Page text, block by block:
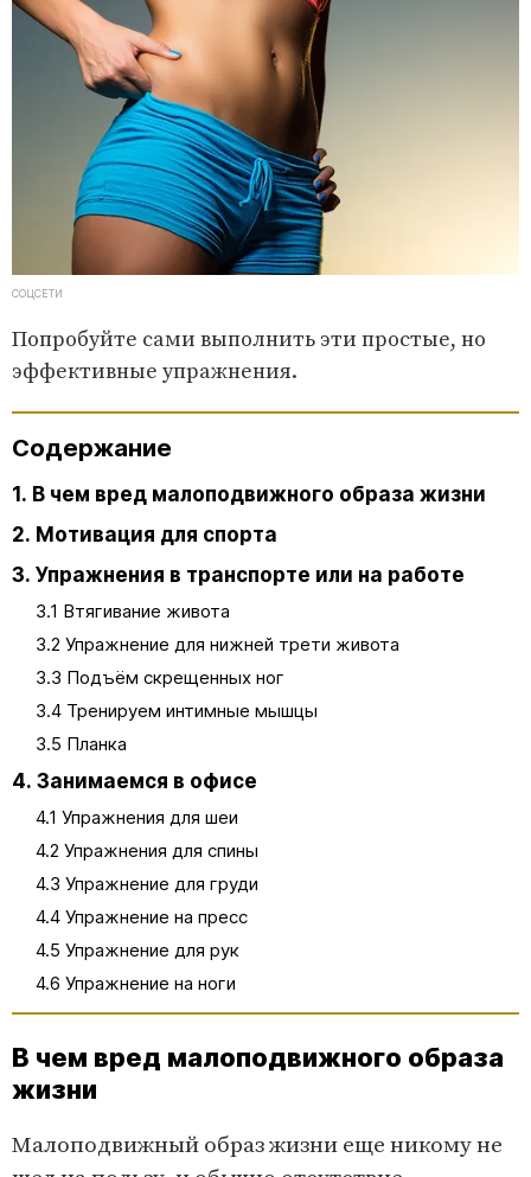
СОЦСЕТИ
Попробуйте сами выполнить эти простые, но
эффективные упражнения.
Содержание
1. В чем вред малоподвижного образа жизни
2. Мотивация для спорта
3. Упражнения в транспорте или на работе
3.1 Втягивание живота
3.2 Упражнение для нижней трети живота
3.3 Подъём скрещенных ног
3.4 Тренируем интимные мышцы
3.5 Планка
4. Занимаемся в офисе
4.1 Упражнения для шеи
4.2 Упражнения для спины
4.3 Упражнение для груди
4.4 Упражнение на пресс
4.5 Упражнение для рук
4.6 Упражнение на ноги
В чем вред малоподвижного образа
жизни
Малоподвижный образ жизни еще никому не